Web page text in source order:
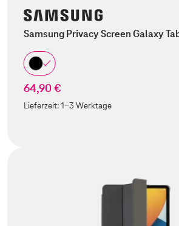
Samsung Privacy Screen Galaxy
64,90 €
Lieferzeit:1-3 Werktage